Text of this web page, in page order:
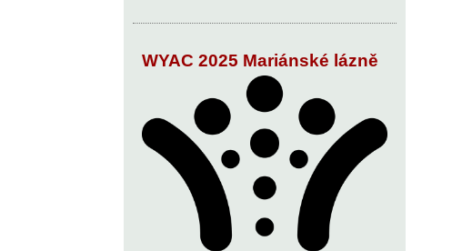
WYAC 2025 Mariánské lázně